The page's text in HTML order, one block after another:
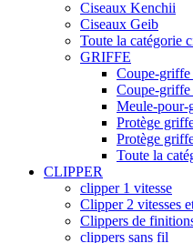
Ciseaux Kenchii
Ciseaux Geib
Toute la catégorie
GRIFFE
Coupe-
Coupe-griffe
Meule-pour-
Protège
Protège
Toute la
CLIPPER
clipper 1 vitesse
Clipper 2 vitesses
Clippers de
clippers sans fil